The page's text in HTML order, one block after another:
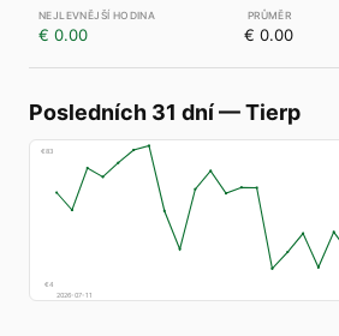
€ 0.00 € 0.00
Posledních 31 dní—Tierp
€83
€4
2026-07-11